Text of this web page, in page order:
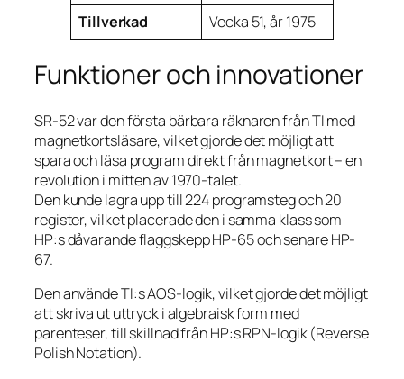
Tillverkad
Vecka 51, år 1975
Funktioner och innovationer
SR-52 var den första bärbara räknaren från TI med
magnetkortsläsare, vilket gjorde det möjligt att
spara och läsa program direkt från magnetkort – en
revolution i mitten av 1970-talet.
Den kunde lagra upp till 224 programsteg och 20
register, vilket placerade den i samma klass som
HP:s dåvarande flaggskepp HP-65 och senare HP-
67.
Den använde TI:s AOS-logik, vilket gjorde det möjligt
att skriva ut uttryck i algebraisk form med
parenteser, till skillnad från HP:s RPN-logik (Reverse
Polish Notation).